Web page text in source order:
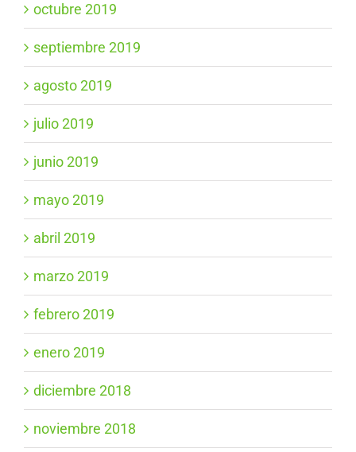
octubre 2019
septiembre 2019
agosto 2019
julio 2019
junio 2019
mayo 2019
abril 2019
marzo 2019
febrero 2019
enero 2019
diciembre 2018
noviembre 2018